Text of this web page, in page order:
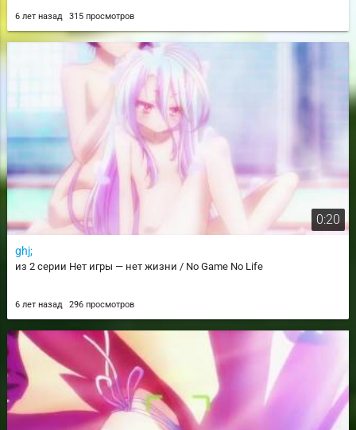
6 лет назад 315 просмотров
0:20
ghj;
из 2 серии Нет игры — нет жизни / No Game No Life
6 лет назад 296 просмотров